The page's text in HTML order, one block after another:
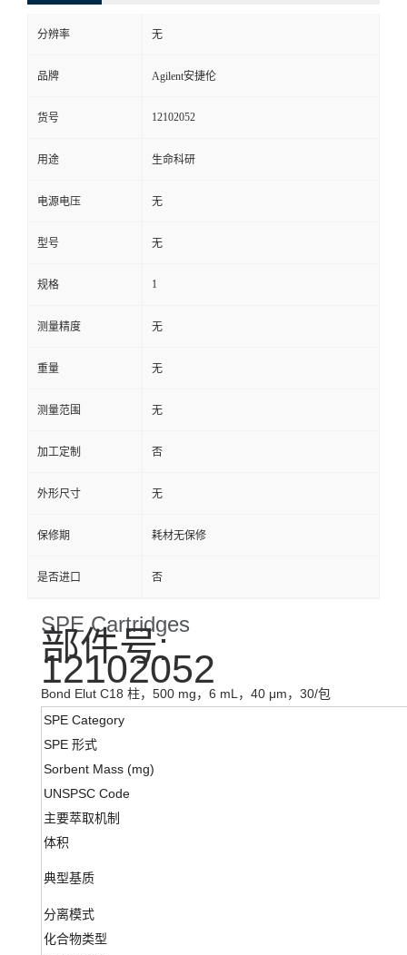
分辨率 无
品牌 Agilent安捷伦
货号 12102052
用途 生命科研
电源电压 无
型号 无
规格 1
测量精度 无
重量 无
测量范围 无
加工定制 否
外形尺寸 无
保修期 耗材无保修
是否进口 否
SPE Cartridges
部件号:
12102052
Bond Elut C18 柱，500 mg，6 mL，40 μm，30/包
SPE Category
SPE 形式
Sorbent Mass (mg)
UNSPSC Code
主要萃取机制
体积
典型基质
分离模式
化合物类型